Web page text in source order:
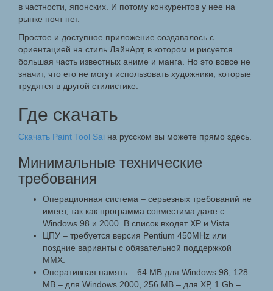
в частности, японских. И потому конкурентов у нее на
рынке почт нет.
Простое и доступное приложение создавалось с
ориентацией на стиль ЛайнАрт, в котором и рисуется
большая часть известных аниме и манга. Но это вовсе не
значит, что его не могут использовать художники, которые
трудятся в другой стилистике.
Где скачать
Скачать Paint Tool Sai на русском вы можете прямо здесь.
Минимальные технические
требования
Операционная система – серьезных требований не
имеет, так как программа совместима даже с
Windows 98 и 2000. В список входят XP и Vista.
ЦПУ – требуется версия Pentium 450MHz или
поздние варианты с обязательной поддержкой
ММХ.
Оперативная память – 64 МВ для Windows 98, 128
МВ – для Windows 2000, 256 МВ – для ХР, 1 Gb –